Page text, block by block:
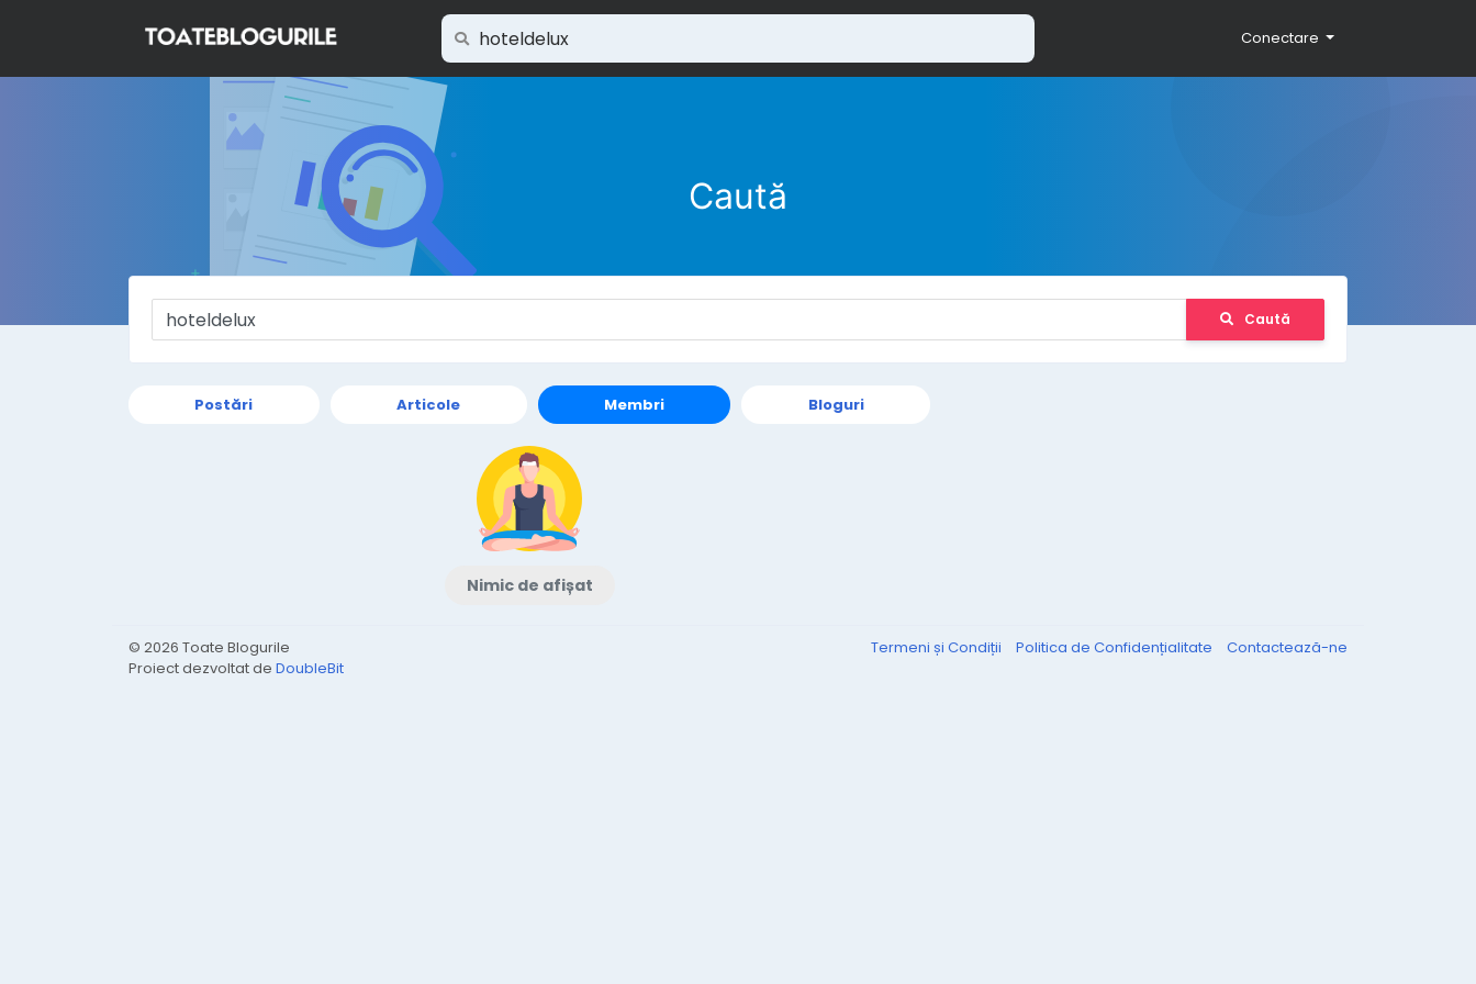
Conectare
Caută
Caută
Postări Articole Membri Bloguri
Nimic de afișat
© 2026 Toate Blogurile
Proiect dezvoltat de DoubleBit
Termeni și Condiții Politica de Confidențialitate Contactează-ne